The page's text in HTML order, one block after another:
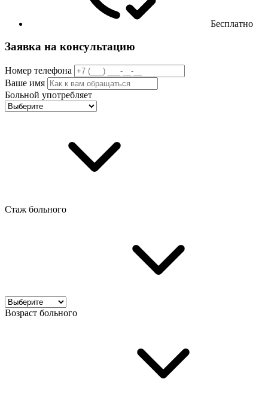
Бесплатно
Заявка на консультацию
Номер телефона
Ваше имя
Больной употребляет
Стаж больного
Возраст больного